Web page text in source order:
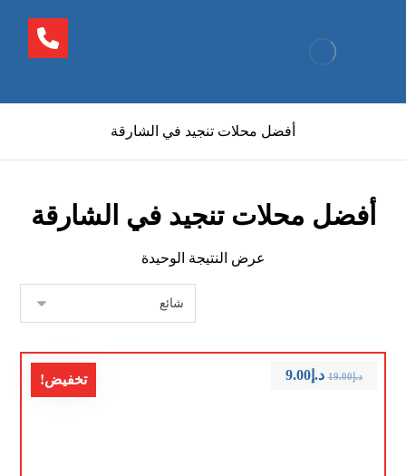
أفضل محلات تنجيد في الشارقة
أفضل محلات تنجيد في الشارقة
عرض النتيجة الوحيدة
تخفيض! د.إ19.00 د.إ9.00